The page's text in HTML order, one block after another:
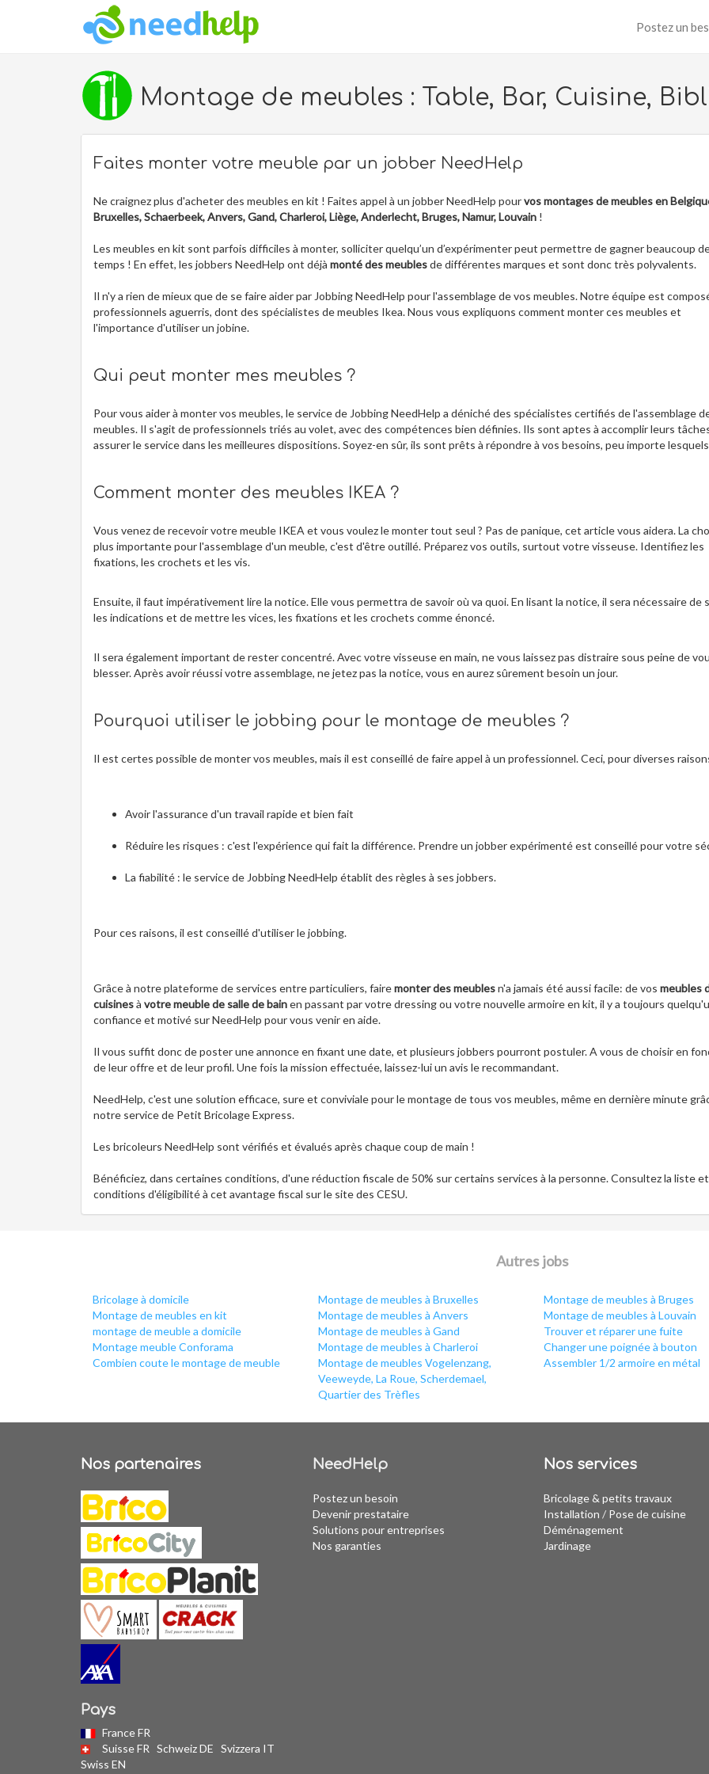
Postez un
Montage de meubles : Table, Bar, Cuisine,
Faites monter votre meuble par un jobber NeedHelp
Ne craignez plus d'acheter des meubles en kit ! Faites appel à un jobber NeedHelp pourvos montages de meubles en
Bruxelles, Schaerbeek, Anvers, Gand, Charleroi, Liège, Anderlecht, Bruges, Namur, Louvain !
Les meubles en kit sont parfois difficiles à monter, solliciter quelqu’un d’expérimenter peut permettre de gagner beaucoup
temps ! En effet, les jobbers NeedHelp ont déjà monté des meublesde différentes marques et sont donc très polyvalents.
Il n'y a rien de mieux que de se faire aider par Jobbing NeedHelp pour l'assemblage de vos meubles. Notre équipe est
professionnels aguerris, dont des spécialistes de meubles Ikea. Nous vous expliquons comment monter ces meubles et
l'importance d'utiliser un jobine.
Qui peut monter mes meubles ?
Pour vous aider à monter vos meubles, le service de Jobbing NeedHelp a déniché des spécialistes certifiés de l'assemblage
meubles. Il s'agit de professionnels triés au volet, avec des compétences bien définies. Ils sont aptes à accomplir leurs
assurer le service dans les meilleures dispositions. Soyez-en sûr, ils sont prêts à répondre à vos besoins, peu importe
Comment monter des meubles IKEA ?
Vous venez de recevoir votre meuble IKEA et vous voulez le monter tout seul ? Pas de panique, cet article vous aidera. La
plus importante pour l'assemblage d'un meuble, c'est d'être outillé. Préparez vos outils, surtout votre visseuse. Identifiez les
fixations, les crochets et les vis.
Ensuite, il faut impérativement lire la notice. Elle vous permettra de savoir où va quoi. En lisant la notice, il sera nécessaire de
les indications et de mettre les vices, les fixations et les crochets comme énoncé.
Il sera également important de rester concentré. Avec votre visseuse en main, ne vous laissez pas distraire sous peine de
blesser. Après avoir réussi votre assemblage, ne jetez pas la notice, vous en aurez sûrement besoin un jour.
Pourquoi utiliser le jobbing pour le montage de meubles ?
Il est certes possible de monter vos meubles, mais il est conseillé de faire appel à un professionnel. Ceci, pour diverses
Avoir l'assurance d'un travail rapide et bien fait
Réduire les risques : c'est l'expérience qui fait la différence. Prendre un jobber expérimenté est conseillé pour votre
La fiabilité : le service de Jobbing NeedHelp établit des règles à ses jobbers.
Pour ces raisons, il est conseillé d'utiliser le jobbing.
Grâce à notre plateforme de services entre particuliers, fairemonter des meublesn'a jamais été aussi facile: de vos meubles
cuisinesà votre meuble de salle de bainen passant par votre dressing ou votre nouvelle armoire en kit, il y a toujours
confiance et motivé sur NeedHelp pour vous venir en aide.
Il vous suffit donc de poster une annonce en fixant une date, et plusieurs jobbers pourront postuler. A vous de choisir en
de leur offre et de leur profil. Une fois la mission effectuée, laissez-lui un avis le recommandant.
NeedHelp, c'est une solution efficace, sure et conviviale pour le montage de tous vos meubles, même en dernière minute
notre service de Petit Bricolage Express.
Les bricoleurs NeedHelp sont vérifiés et évalués après chaque coup de main !
Bénéficiez, dans certaines conditions, d'une réduction fiscale de 50% sur certains services à la personne. Consultez la liste
conditions d'éligibilité à cet avantage fiscal sur le site des CESU.
Autres jobs
Bricolage à domicile
Montage de meubles en kit
montage de meuble a domicile
Montage meuble Conforama
Combien coute le montage de meuble
Montage de meubles à Bruxelles
Montage de meubles à Anvers
Montage de meubles à Gand
Montage de meubles à Charleroi
Montage de meubles Vogelenzang,
Veeweyde, La Roue, Scherdemael,
Quartier des Trèfles
Montage de meubles à Bruges
Montage de meubles à Louvain
Trouver et réparer une fuite
Changer une poignée à bouton
Assembler 1/2 armoire en métal
Nos partenaires
Pays
France FR
Suisse FR Schweiz DE Svizzera IT
Swiss EN
NeedHelp
Postez un besoin
Devenir prestataire
Solutions pour entreprises
Nos garanties
Nos services
Bricolage & petits travaux
Installation / Pose de cuisine
Déménagement
Jardinage